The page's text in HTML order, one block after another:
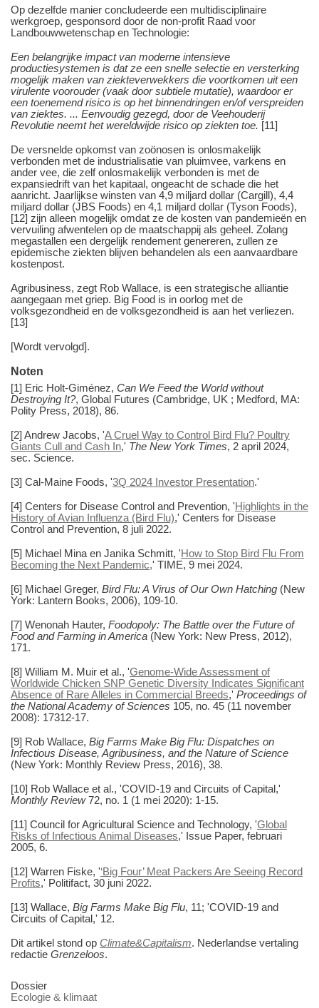
Op dezelfde manier concludeerde een multidisciplinaire
werkgroep, gesponsord door de non-profit Raad voor
Landbouwwetenschap en Technologie:
Een belangrijke impact van moderne intensieve
productiesystemen is dat ze een snelle selectie en versterking
mogelijk maken van ziekteverwekkers die voortkomen uit een
virulente voorouder (vaak door subtiele mutatie), waardoor er
een toenemend risico is op het binnendringen en/of verspreiden
van ziektes. ... Eenvoudig gezegd, door de Veehouderij
Revolutie neemt het wereldwijde risico op ziekten toe. [11]
De versnelde opkomst van zoönosen is onlosmakelijk
verbonden met de industrialisatie van pluimvee, varkens en
ander vee, die zelf onlosmakelijk verbonden is met de
expansiedrift van het kapitaal, ongeacht de schade die het
aanricht. Jaarlijkse winsten van 4,9 miljard dollar (Cargill), 4,4
miljard dollar (JBS Foods) en 4,1 miljard dollar (Tyson Foods),
[12] zijn alleen mogelijk omdat ze de kosten van pandemieën en
vervuiling afwentelen op de maatschappij als geheel. Zolang
megastallen een dergelijk rendement genereren, zullen ze
epidemische ziekten blijven behandelen als een aanvaardbare
kostenpost.
Agribusiness, zegt Rob Wallace, is een strategische alliantie
aangegaan met griep. Big Food is in oorlog met de
volksgezondheid en de volksgezondheid is aan het verliezen.
[13]
[Wordt vervolgd].
Noten
[1] Eric Holt-Giménez, Can We Feed the World without
Destroying It?, Global Futures (Cambridge, UK ; Medford, MA:
Polity Press, 2018), 86.
[2] Andrew Jacobs, 'A Cruel Way to Control Bird Flu? Poultry
Giants Cull and Cash In,' The New York Times, 2 april 2024,
sec. Science.
[3] Cal-Maine Foods, '3Q 2024 Investor Presentation.'
[4] Centers for Disease Control and Prevention, 'Highlights in the
History of Avian Influenza (Bird Flu),' Centers for Disease
Control and Prevention, 8 juli 2022.
[5] Michael Mina en Janika Schmitt, 'How to Stop Bird Flu From
Becoming the Next Pandemic,' TIME, 9 mei 2024.
[6] Michael Greger, Bird Flu: A Virus of Our Own Hatching (New
York: Lantern Books, 2006), 109-10.
[7] Wenonah Hauter, Foodopoly: The Battle over the Future of
Food and Farming in America (New York: New Press, 2012),
171.
[8] William M. Muir et al., 'Genome-Wide Assessment of
Worldwide Chicken SNP Genetic Diversity Indicates Significant
Absence of Rare Alleles in Commercial Breeds,' Proceedings of
the National Academy of Sciences 105, no. 45 (11 november
2008): 17312-17.
[9] Rob Wallace, Big Farms Make Big Flu: Dispatches on
Infectious Disease, Agribusiness, and the Nature of Science
(New York: Monthly Review Press, 2016), 38.
[10] Rob Wallace et al., 'COVID-19 and Circuits of Capital,'
Monthly Review72, no. 1 (1 mei 2020): 1-15.
[11] Council for Agricultural Science and Technology, 'Global
Risks of Infectious Animal Diseases,' Issue Paper, februari
2005, 6.
[12] Warren Fiske, '‘Big Four’ Meat Packers Are Seeing Record
Profits,' Politifact, 30 juni 2022.
[13] Wallace, Big Farms Make Big Flu, 11; 'COVID-19 and
Circuits of Capital,' 12.
Dit artikel stond op Climate&Capitalism. Nederlandse vertaling
redactie Grenzeloos.
Dossier
Ecologie & klimaat